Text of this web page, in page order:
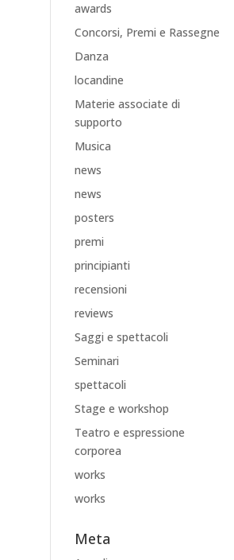
awards
Concorsi, Premi e Rassegne
Danza
locandine
Materie associate di
supporto
Musica
news
news
posters
premi
principianti
recensioni
reviews
Saggi e spettacoli
Seminari
spettacoli
Stage e workshop
Teatro e espressione
corporea
works
works
Meta